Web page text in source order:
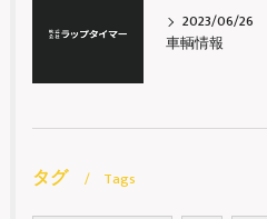
2023/06/26
車輌情報
タグ Tags